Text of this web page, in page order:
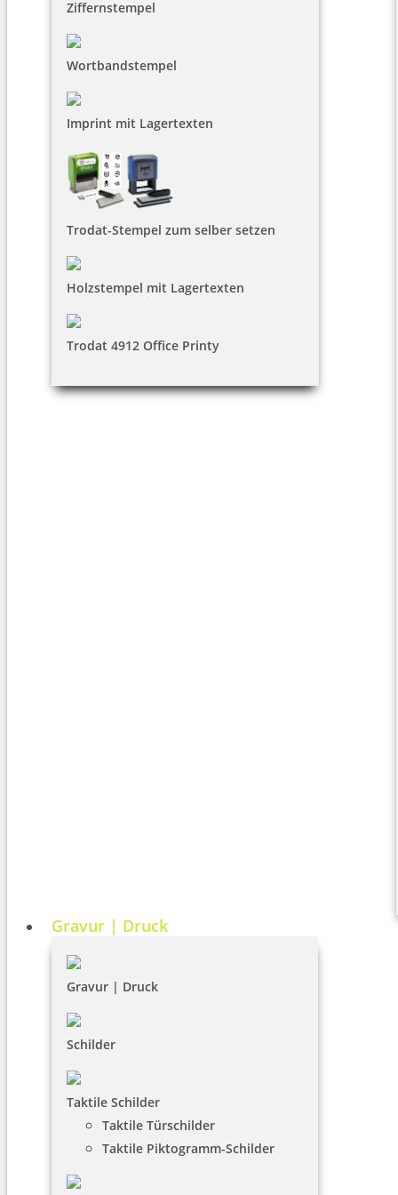
Ziffernstempel
Wortbandstempel
Imprint mit Lagertexten
Trodat-Stempel zum selber setzen
Holzstempel mit Lagertexten
Trodat 4912 Office Printy
Gravur | Druck
Gravur | Druck
Schilder
Taktile Schilder
Taktile Türschilder
Taktile Piktogramm-Schilder